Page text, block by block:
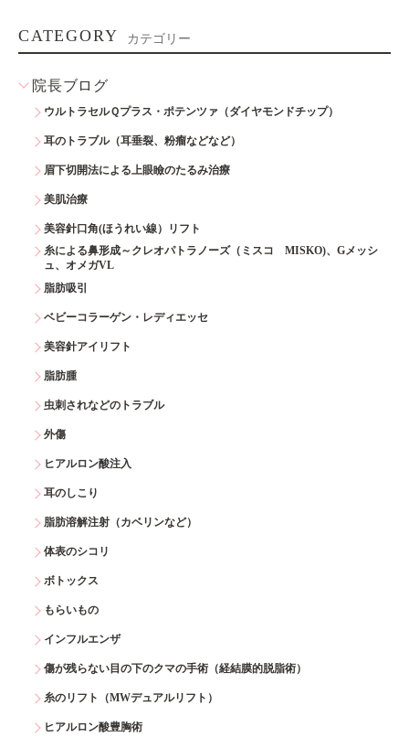
CATEGORY カテゴリー
院長ブログ
ウルトラセルＱプラス・ポテンツァ（ダイヤモンドチップ）
耳のトラブル（耳垂裂、粉瘤などなど）
眉下切開法による上眼瞼のたるみ治療
美肌治療
美容針口角(ほうれい線）リフト
糸による鼻形成～クレオパトラノーズ（ミスコ MISKO)、Gメッシ
ュ、オメガVL
脂肪吸引
ベビーコラーゲン・レディエッセ
美容針アイリフト
脂肪腫
虫刺されなどのトラブル
外傷
ヒアルロン酸注入
耳のしこり
脂肪溶解注射（カベリンなど）
体表のシコリ
ボトックス
もらいもの
インフルエンザ
傷が残らない目の下のクマの手術（経結膜的脱脂術）
糸のリフト（MWデュアルリフト）
ヒアルロン酸豊胸術